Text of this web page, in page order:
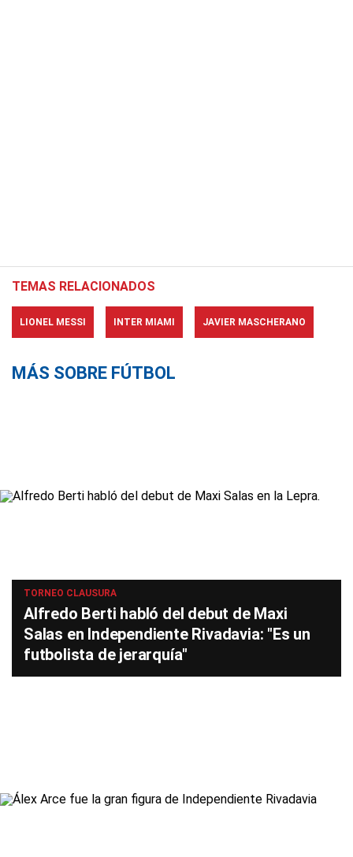
TEMAS RELACIONADOS
LIONEL MESSI INTER MIAMI JAVIER MASCHERANO
MÁS SOBRE FÚTBOL
TORNEO CLAUSURA
Alfredo Berti habló del debut de Maxi
Salas en Independiente Rivadavia: "Es un
futbolista de jerarquía"